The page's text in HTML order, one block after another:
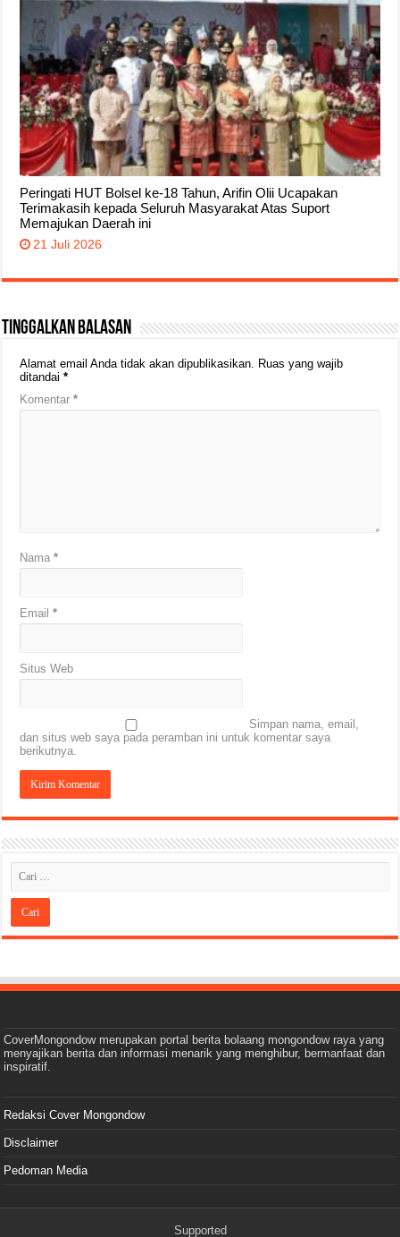
Peringati HUT Bolsel ke-18 Tahun, Arifin Olii Ucapakan
Terimakasih kepada Seluruh Masyarakat Atas Suport
Memajukan Daerah ini
21 Juli 2026
Tinggalkan Balasan
Alamat email Anda tidak akan dipublikasikan.
Ruas yang wajib
ditandai*
Komentar*
Nama*
Email*
Situs Web
Simpan nama, email,
dan situs web saya pada peramban ini untuk komentar saya
berikutnya.
CoverMongondow merupakan portal berita bolaang mongondow raya yang
menyajikan berita dan informasi menarik yang menghibur, bermanfaat dan
inspiratif.
Redaksi Cover Mongondow
Disclaimer
Pedoman Media
Supported